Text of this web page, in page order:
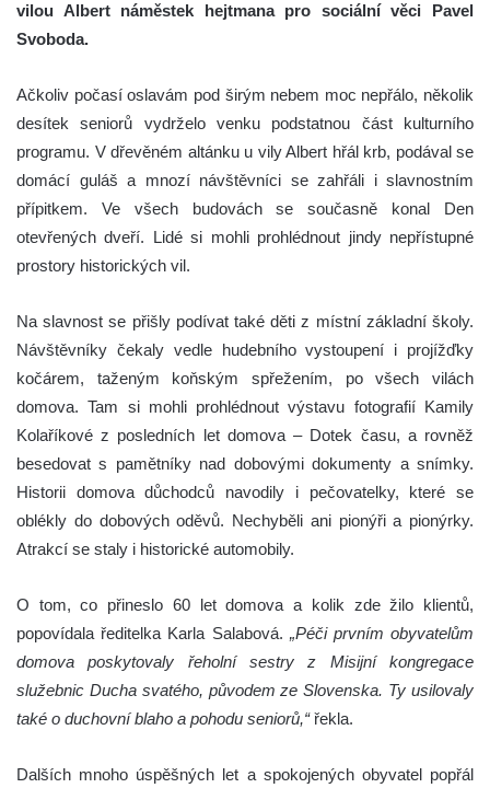
vilou Albert náměstek hejtmana pro sociální věci Pavel
Svoboda.
Ačkoliv počasí oslavám pod širým nebem moc nepřálo, několik
desítek seniorů vydrželo venku podstatnou část kulturního
programu. V dřevěném altánku u vily Albert hřál krb, podával se
domácí guláš a mnozí návštěvníci se zahřáli i slavnostním
přípitkem. Ve všech budovách se současně konal Den
otevřených dveří. Lidé si mohli prohlédnout jindy nepřístupné
prostory historických vil.
Na slavnost se přišly podívat také děti z místní základní školy.
Návštěvníky čekaly vedle hudebního vystoupení i projížďky
kočárem, taženým koňským spřežením, po všech vilách
domova. Tam si mohli prohlédnout výstavu fotografií Kamily
Kolaříkové z posledních let domova – Dotek času, a rovněž
besedovat s pamětníky nad dobovými dokumenty a snímky.
Historii domova důchodců navodily i pečovatelky, které se
oblékly do dobových oděvů. Nechyběli ani pionýři a pionýrky.
Atrakcí se staly i historické automobily.
O tom, co přineslo 60 let domova a kolik zde žilo klientů,
popovídala ředitelka Karla Salabová. „Péči prvním obyvatelům
domova poskytovaly řeholní sestry z Misijní kongregace
služebnic Ducha svatého, původem ze Slovenska. Ty usilovaly
také o duchovní blaho a pohodu seniorů,“řekla.
Dalších mnoho úspěšných let a spokojených obyvatel popřál